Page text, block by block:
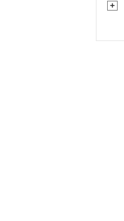
+